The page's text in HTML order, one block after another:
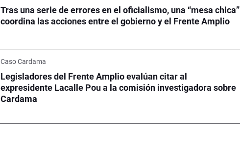
Tras una serie de errores en el oficialismo, una “mesa chica”
coordina las acciones entre el gobierno y el Frente Amplio
Caso Cardama
Legisladores del Frente Amplio evalúan citar al
expresidente Lacalle Pou a la comisión investigadora sobre
Cardama